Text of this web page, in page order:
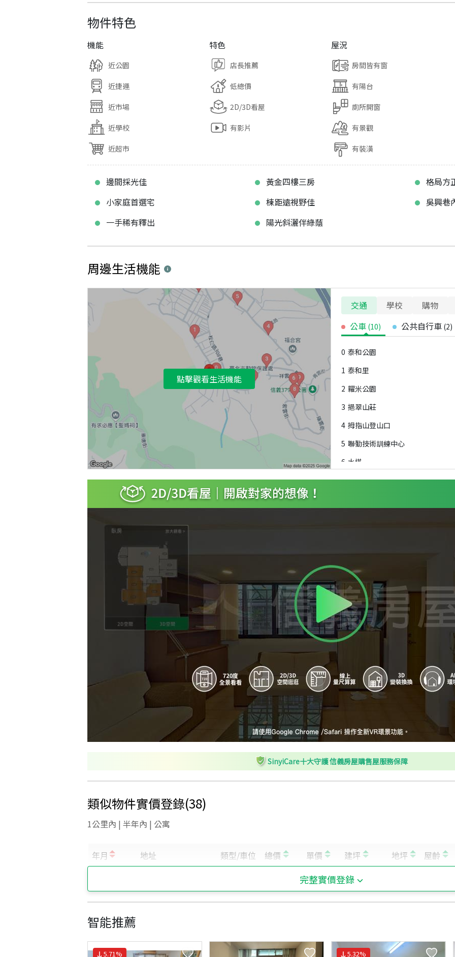
物件特色
機能
近公園
近捷運
近市場
近學校
近超市
特色
店長推薦
低總價
2D/3D看屋
有影片
屋況
房間皆有窗
有陽台
廁所開窗
有景觀
有裝潢
邊間採光佳 黃金四樓三房
格局方
小家庭首選宅
棟距遠視野佳
吳興巷
一手稀有釋出
陽光斜灑伴綠蔭
周邊生活機能
點擊觀看生活機能
交通 學校 購物
公車 (10) 公共自行車 (2)
0 泰和公園
1 泰和里
2 糶米公園
3 挹翠山莊
4 拇指山登山口
5 聯勤技術訓練中心
6 水塔
7 吳興街站
SinyiCare十大守護 信義房屋購售屋服務保障
類似物件實價登錄(38)
1公里內 | 半年內 | 公寓
完整實價登錄
智能推薦
5.71% 5.32%